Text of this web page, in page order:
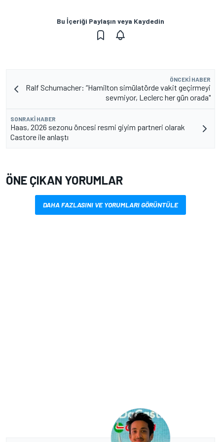
Bu İçeriği Paylaşın veya Kaydedin
ÖNCEKI HABER
Ralf Schumacher: “Hamilton simülatörde vakit geçirmeyi
sevmiyor, Leclerc her gün orada"
SONRAKI HABER
Haas, 2026 sezonu öncesi resmi giyim partneri olarak
Castore ile anlaştı
ÖNE ÇIKAN YORUMLAR
DAHA FAZLASINI VE YORUMLARI GÖRÜNTÜLE